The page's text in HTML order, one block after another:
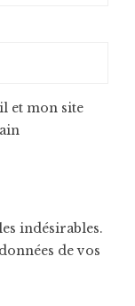
et mon site
indésirables.
de vos